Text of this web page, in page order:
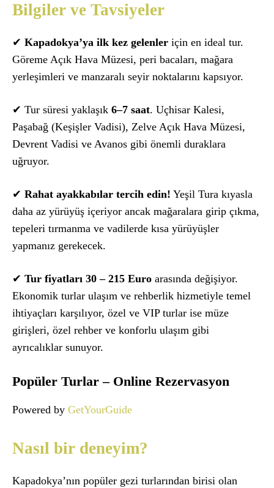
Bilgiler ve Tavsiyeler
✔ Kapadokya’ya ilk kez gelenler için en ideal tur.
Göreme Açık Hava Müzesi, peri bacaları, mağara
yerleşimleri ve manzaralı seyir noktalarını kapsıyor.
✔ Tur süresi yaklaşık 6–7 saat. Uçhisar Kalesi,
Paşabağ (Keşişler Vadisi), Zelve Açık Hava Müzesi,
Devrent Vadisi ve Avanos gibi önemli duraklara
uğruyor.
✔ Rahat ayakkabılar tercih edin! Yeşil Tura kıyasla
daha az yürüyüş içeriyor ancak mağaralara girip çıkma,
tepeleri tırmanma ve vadilerde kısa yürüyüşler
yapmanız gerekecek.
✔ Tur fiyatları 30 – 215 Euro arasında değişiyor.
Ekonomik turlar ulaşım ve rehberlik hizmetiyle temel
ihtiyaçları karşılıyor, özel ve VIP turlar ise müze
girişleri, özel rehber ve konforlu ulaşım gibi
ayrıcalıklar sunuyor.
Popüler Turlar – Online Rezervasyon
Powered by GetYourGuide
Nasıl bir deneyim?
Kapadokya’nın popüler gezi turlarından birisi olan